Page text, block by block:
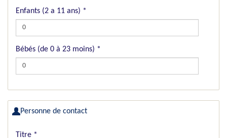
Enfants (2 a 11 ans) *
Bébés (de 0 à 23 moins) *
Personne de contact
Titre *